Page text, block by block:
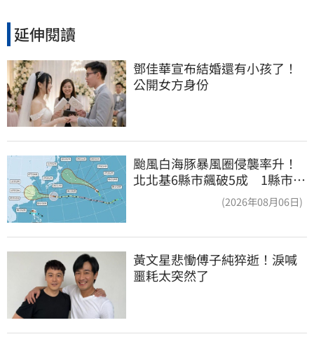
延伸閱讀
鄧佳華宣布結婚還有小孩了！
公開女方身份
颱風白海豚暴風圈侵襲率升！
北北基6縣市飆破5成 1縣市
(2026年08月06日)
黃文星悲慟傅子純猝逝！淚喊
噩耗太突然了